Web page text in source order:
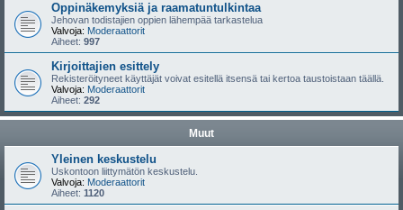
Oppinäkemyksiä ja raamatuntulkintaa
Jehovan todistajien oppien lähempää tarkastelua
Valvoja: Moderaattorit
Aiheet: 997
Kirjoittajien esittely
Rekisteröityneet käyttäjät voivat esitellä itsensä tai kertoa taustoistaan täällä.
Valvoja: Moderaattorit
Aiheet: 292
Muut
Yleinen keskustelu
Uskontoon liittymätön keskustelu.
Valvoja: Moderaattorit
Aiheet: 1120